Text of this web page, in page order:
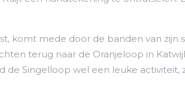
komt mede door de banden van
terug naar de Oranjeloop in
Singelloop wel een leuke activiteit,